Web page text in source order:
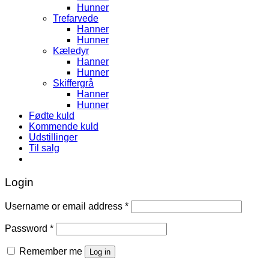
Hunner
Trefarvede
Hanner
Hunner
Kæledyr
Hanner
Hunner
Skiffergrå
Hanner
Hunner
Fødte kuld
Kommende kuld
Udstillinger
Til salg
Login
Username or email address *
Password *
Remember me Log in